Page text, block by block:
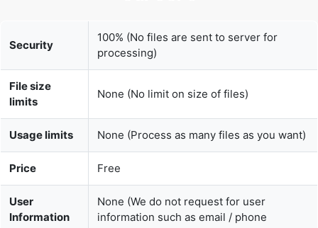
limits
None (No limit on size of files)
Usage limits None (Process as many files as you want)
Price
User
Information
Captured
None (We do not request for user
information such as email / phone
number)
Ads
None (We provide complete ad free
experience)